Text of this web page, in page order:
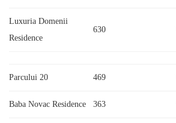
Luxuria Domenii
Residence
630
Parcului 20 469
Baba Novac Residence 363